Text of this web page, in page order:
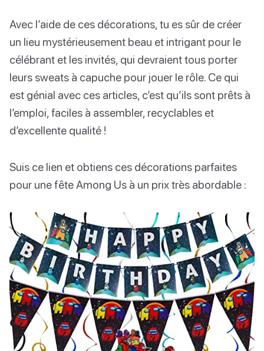
Avec l’aide de ces décorations, tu es sûr de créer
un lieu mystérieusement beau et intrigant pour le
célébrant et les invités, qui devraient tous porter
leurs sweats à capuche pour jouer le rôle. Ce qui
est génial avec ces articles, c’est qu’ils sont prêts à
l’emploi, faciles à assembler, recyclables et
d’excellente qualité !
Suis ce lien et obtiens ces décorations parfaites
pour une fête Among Us à un prix très abordable :